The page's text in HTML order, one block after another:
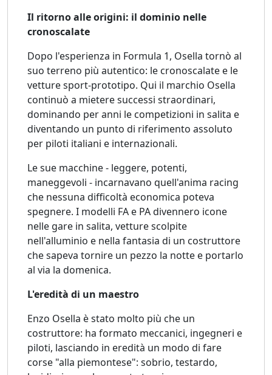
Il ritorno alle origini: il dominio nelle
cronoscalate
Dopo l'esperienza in Formula 1, Osella tornò al
suo terreno più autentico: le cronoscalate e le
vetture sport-prototipo. Qui il marchio Osella
continuò a mietere successi straordinari,
dominando per anni le competizioni in salita e
diventando un punto di riferimento assoluto
per piloti italiani e internazionali.
Le sue macchine - leggere, potenti,
maneggevoli - incarnavano quell'anima racing
che nessuna difficoltà economica poteva
spegnere. I modelli FA e PA divennero icone
nelle gare in salita, vetture scolpite
nell'alluminio e nella fantasia di un costruttore
che sapeva tornire un pezzo la notte e portarlo
al via la domenica.
L'eredità di un maestro
Enzo Osella è stato molto più che un
costruttore: ha formato meccanici, ingegneri e
piloti, lasciando in eredità un modo di fare
corse "alla piemontese": sobrio, testardo,